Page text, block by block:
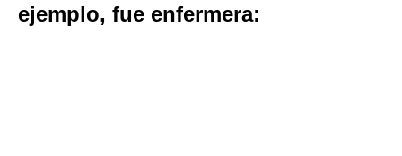
ejemplo, fue enfermera: